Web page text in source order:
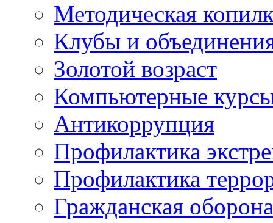
Методическая
Клубы и
Золотой возраст
Компьютерные
Антикоррупция
Профилактика
Профилактика
Гражданская оборона